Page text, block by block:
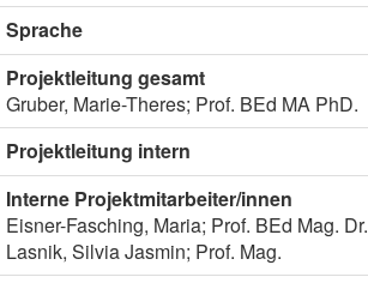
Sprache
Projektleitung gesamt
Gruber, Marie-Theres; Prof. BEd MA PhD.
Projektleitung intern
Interne Projektmitarbeiter/innen
Eisner-Fasching, Maria; Prof. BEd Mag. Dr.
Lasnik, Silvia Jasmin; Prof. Mag.